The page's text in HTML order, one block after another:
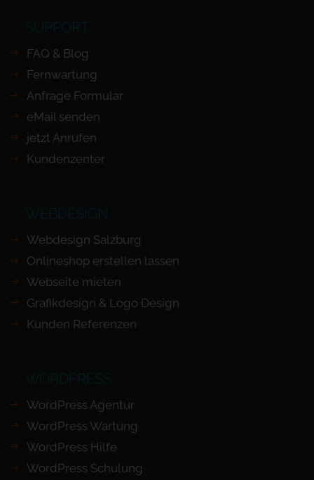
SUPPORT
FAQ & Blog
Fernwartung
Anfrage Formular
eMail senden
jetzt Anrufen
Kundenzenter
WEBDESIGN
Webdesign Salzburg
Onlineshop erstellen lassen
Webseite mieten
Grafikdesign & Logo Design
Kunden Referenzen
WORDPRESS
WordPress Agentur
WordPress Wartung
WordPress Hilfe
WordPress Schulung